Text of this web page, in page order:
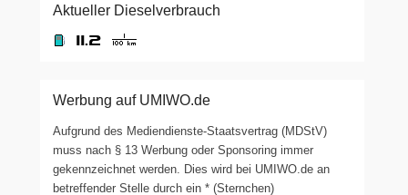
Aktueller Dieselverbrauch
Werbung auf UMIWO.de
Aufgrund des Mediendienste-Staatsvertrag (MDStV)
muss nach § 13 Werbung oder Sponsoring immer
gekennzeichnet werden. Dies wird bei UMIWO.de an
betreffender Stelle durch ein * (Sternchen)